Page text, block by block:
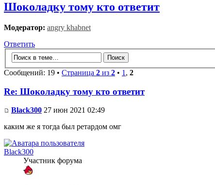
Шоколадку тому кто ответит
Модератор: angry khabnet
Ответить
Сообщений: 19 • Страница 2 из 2 • 1 , 2
Re: Шоколадку тому кто ответит
Black300 27 июн 2021 02:49
каким же я тогда был ретардом омг
Black300
Участник форума